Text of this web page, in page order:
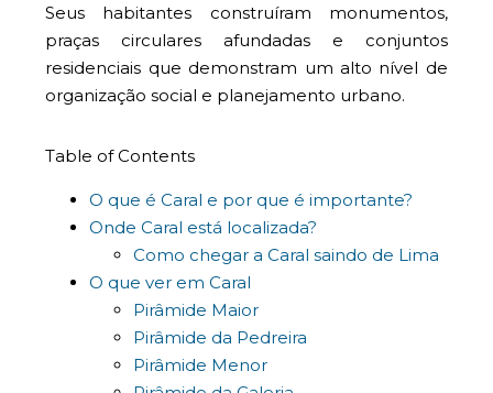
Seus habitantes construíram monumentos,
praças circulares afundadas e conjuntos
residenciais que demonstram um alto nível de
organização social e planejamento urbano.
Table of Contents
O que é Caral e por que é importante?
Onde Caral está localizada?
Como chegar a Caral saindo de Lima
O que ver em Caral
Pirâmide Maior
Pirâmide da Pedreira
Pirâmide Menor